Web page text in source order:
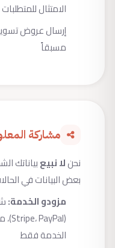
الامتثال
إرسال عروض
مسبقاً
مشاركة
نحنلا نبيعبياناتك
بعض البيانات في
مزودو الخدمة:
الخدمة فقط